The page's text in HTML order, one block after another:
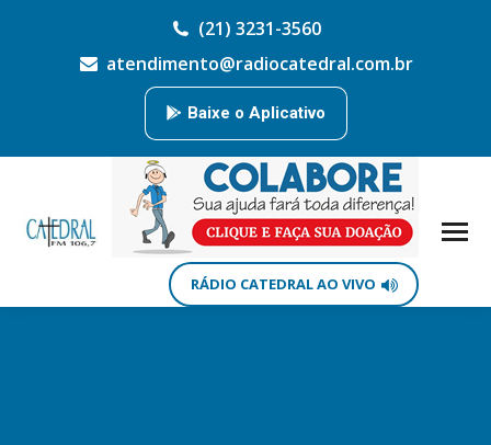
(21) 3231-3560
atendimento@radiocatedral.com.br
Baixe o Aplicativo
RÁDIO CATEDRAL AO VIVO